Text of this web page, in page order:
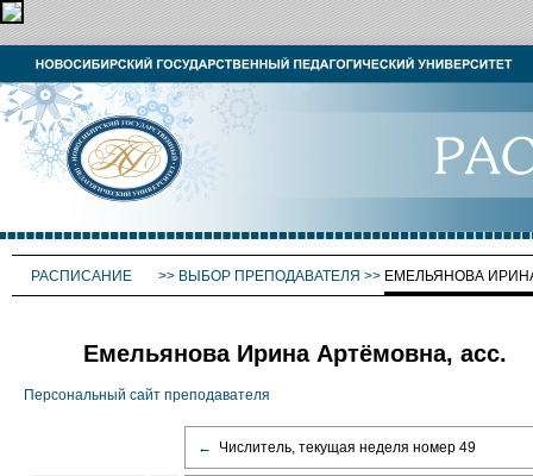
РАСПИСАНИЕ >> ВЫБОР ПРЕПОДАВАТЕЛЯ >> ЕМЕЛЬЯНОВА
Емельянова Ирина Артёмовна, асс.
Персональный сайт преподавателя
← Числитель, текущая неделя номер 49